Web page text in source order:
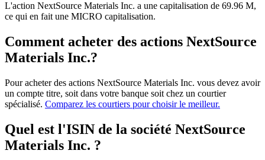
L'action NextSource Materials Inc. a une capitalisation de 69.96 M,
ce qui en fait une MICRO capitalisation.
Comment acheter des actions NextSource
Materials Inc.?
Pour acheter des actions NextSource Materials Inc. vous devez avoir
un compte titre, soit dans votre banque soit chez un courtier
spécialisé. Comparez les courtiers pour choisir le meilleur.
Quel est l'ISIN de la société NextSource
Materials Inc. ?